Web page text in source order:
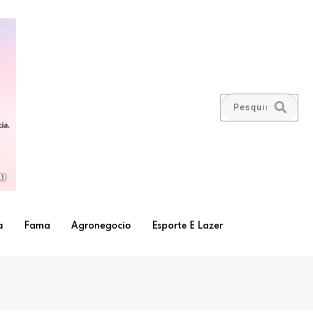
Fama Agronegocio Esporte E Lazer